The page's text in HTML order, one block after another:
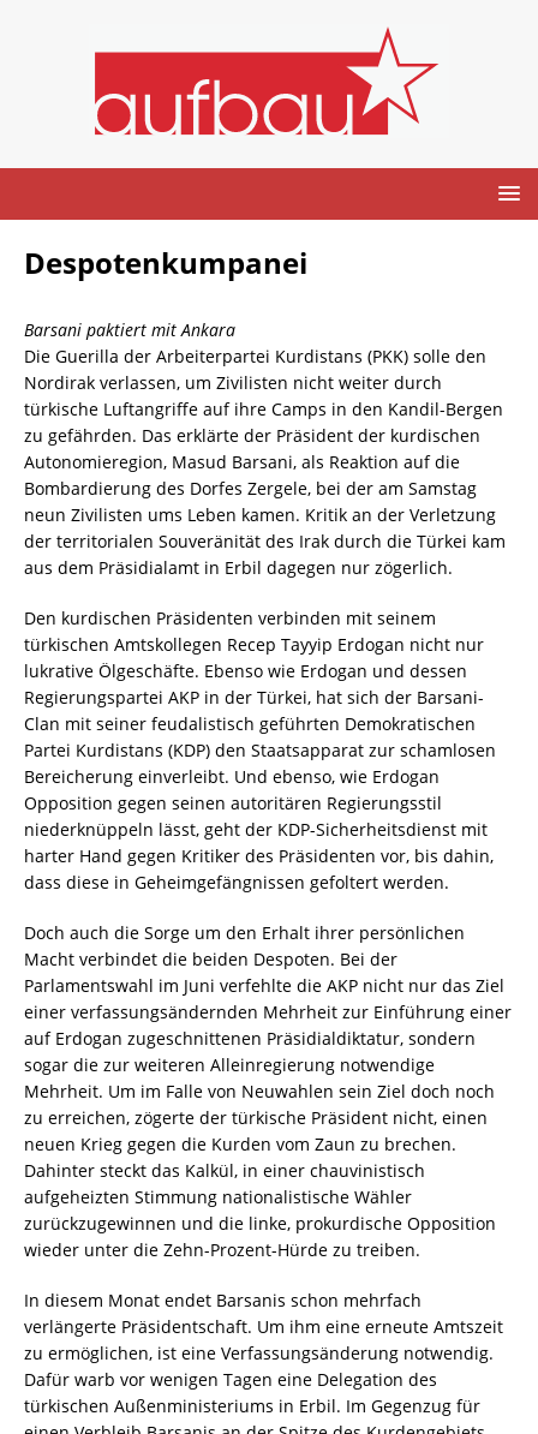
Despotenkumpanei
Barsani paktiert mit Ankara
Die Guerilla der Arbeiterpartei Kurdistans (PKK) solle den
Nordirak verlassen, um Zivilisten nicht weiter durch
türkische Luftangriffe auf ihre Camps in den Kandil-Bergen
zu gefährden. Das erklärte der Präsident der kurdischen
Autonomieregion, Masud Barsani, als Reaktion auf die
Bombardierung des Dorfes Zergele, bei der am Samstag
neun Zivilisten ums Leben kamen. Kritik an der Verletzung
der territorialen Souveränität des Irak durch die Türkei kam
aus dem Präsidialamt in Erbil dagegen nur zögerlich.
Den kurdischen Präsidenten verbinden mit seinem
türkischen Amtskollegen Recep Tayyip Erdogan nicht nur
lukrative Ölgeschäfte. Ebenso wie Erdogan und dessen
Regierungspartei AKP in der Türkei, hat sich der Barsani-
Clan mit seiner feudalistisch geführten Demokratischen
Partei Kurdistans (KDP) den Staatsapparat zur schamlosen
Bereicherung einverleibt. Und ebenso, wie Erdogan
Opposition gegen seinen autoritären Regierungsstil
niederknüppeln lässt, geht der KDP-Sicherheitsdienst mit
harter Hand gegen Kritiker des Präsidenten vor, bis dahin,
dass diese in Geheimgefängnissen gefoltert werden.
Doch auch die Sorge um den Erhalt ihrer persönlichen
Macht verbindet die beiden Despoten. Bei der
Parlamentswahl im Juni verfehlte die AKP nicht nur das Ziel
einer verfassungsändernden Mehrheit zur Einführung einer
auf Erdogan zugeschnittenen Präsidialdiktatur, sondern
sogar die zur weiteren Alleinregierung notwendige
Mehrheit. Um im Falle von Neuwahlen sein Ziel doch noch
zu erreichen, zögerte der türkische Präsident nicht, einen
neuen Krieg gegen die Kurden vom Zaun zu brechen.
Dahinter steckt das Kalkül, in einer chauvinistisch
aufgeheizten Stimmung nationalistische Wähler
zurückzugewinnen und die linke, prokurdische Opposition
wieder unter die Zehn-Prozent-Hürde zu treiben.
In diesem Monat endet Barsanis schon mehrfach
verlängerte Präsidentschaft. Um ihm eine erneute Amtszeit
zu ermöglichen, ist eine Verfassungsänderung notwendig.
Dafür warb vor wenigen Tagen eine Delegation des
türkischen Außenministeriums in Erbil. Im Gegenzug für